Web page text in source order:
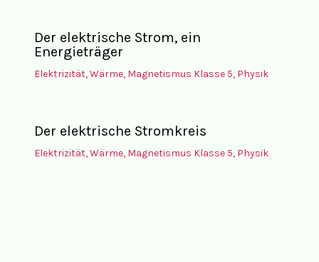
Der elektrische Strom, ein
Energieträger
Elektrizität, Wärme, Magnetismus Klasse 5, Physik
Der elektrische Stromkreis
Elektrizität, Wärme, Magnetismus Klasse 5, Physik